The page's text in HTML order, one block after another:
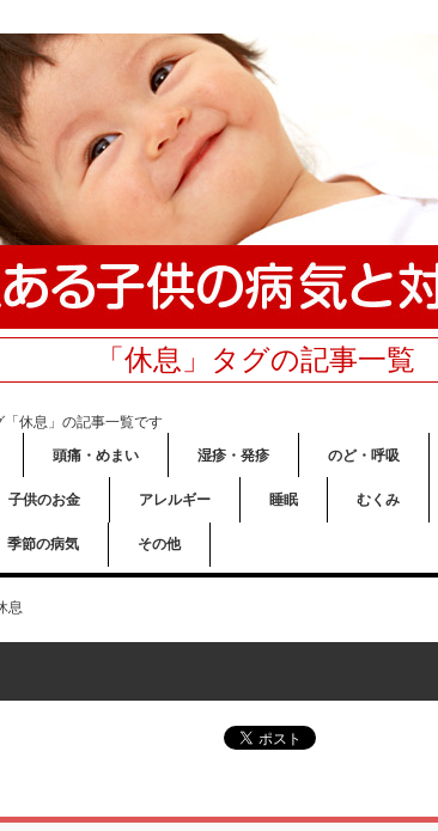
「休息」タグの記事一覧
「休息」の記事一覧です
頭痛・めまい 湿疹・発疹 のど・呼吸
子供のお金 アレルギー 睡眠 むくみ
季節の病気 その他
息